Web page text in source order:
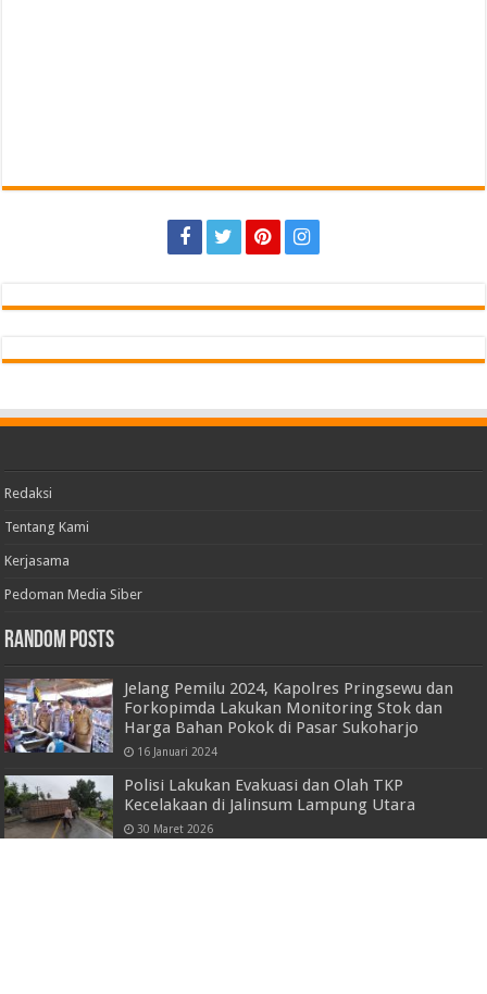
Redaksi
Tentang Kami
Kerjasama
Pedoman Media Siber
Random Posts
Jelang Pemilu 2024, Kapolres Pringsewu dan
Forkopimda Lakukan Monitoring Stok dan
Harga Bahan Pokok di Pasar Sukoharjo
16 Januari 2024
Polisi Lakukan Evakuasi dan Olah TKP
Kecelakaan di Jalinsum Lampung Utara
30 Maret 2026